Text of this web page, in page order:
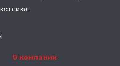
О компании